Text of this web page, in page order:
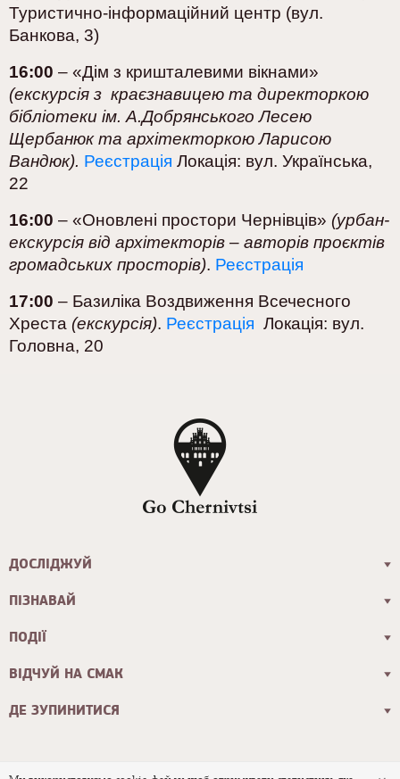
Туристично-інформаційний центр (вул.
Банкова, 3)
16:00 – «Дім з кришталевими вікнами»
(екскурсія з краєзнавицею та директоркою
бібліотеки ім. А.Добрянського Лесею
Щербанюк та архітекторкою Ларисою
Вандюк). Реєстрація Локація: вул. Українська,
22
16:00 – «Оновлені простори Чернівців» (урбан-
екскурсія від архітекторів – авторів проєктів
громадських просторів). Реєстрація
17:00 – Базиліка Воздвиження Всечесного
Хреста (екскурсія). Реєстрація Локація: вул.
Головна, 20
ДОСЛІДЖУЙ
ПІЗНАВАЙ
ПОДІЇ
ВІДЧУЙ НА СМАК
ДЕ ЗУПИНИТИСЯ